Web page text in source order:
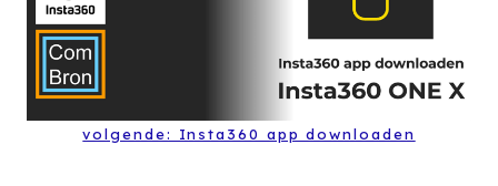
volgende: Insta360 app downloaden